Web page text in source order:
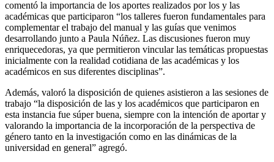
comentó la importancia de los aportes realizados por los y las
académicas que participaron “los talleres fueron fundamentales para
complementar el trabajo del manual y las guías que venimos
desarrollando junto a Paula Núñez. Las discusiones fueron muy
enriquecedoras, ya que permitieron vincular las temáticas propuestas
inicialmente con la realidad cotidiana de las académicas y los
académicos en sus diferentes disciplinas”.
Además, valoró la disposición de quienes asistieron a las sesiones de
trabajo “la disposición de las y los académicos que participaron en
esta instancia fue súper buena, siempre con la intención de aportar y
valorando la importancia de la incorporación de la perspectiva de
género tanto en la investigación como en las dinámicas de la
universidad en general” agregó.